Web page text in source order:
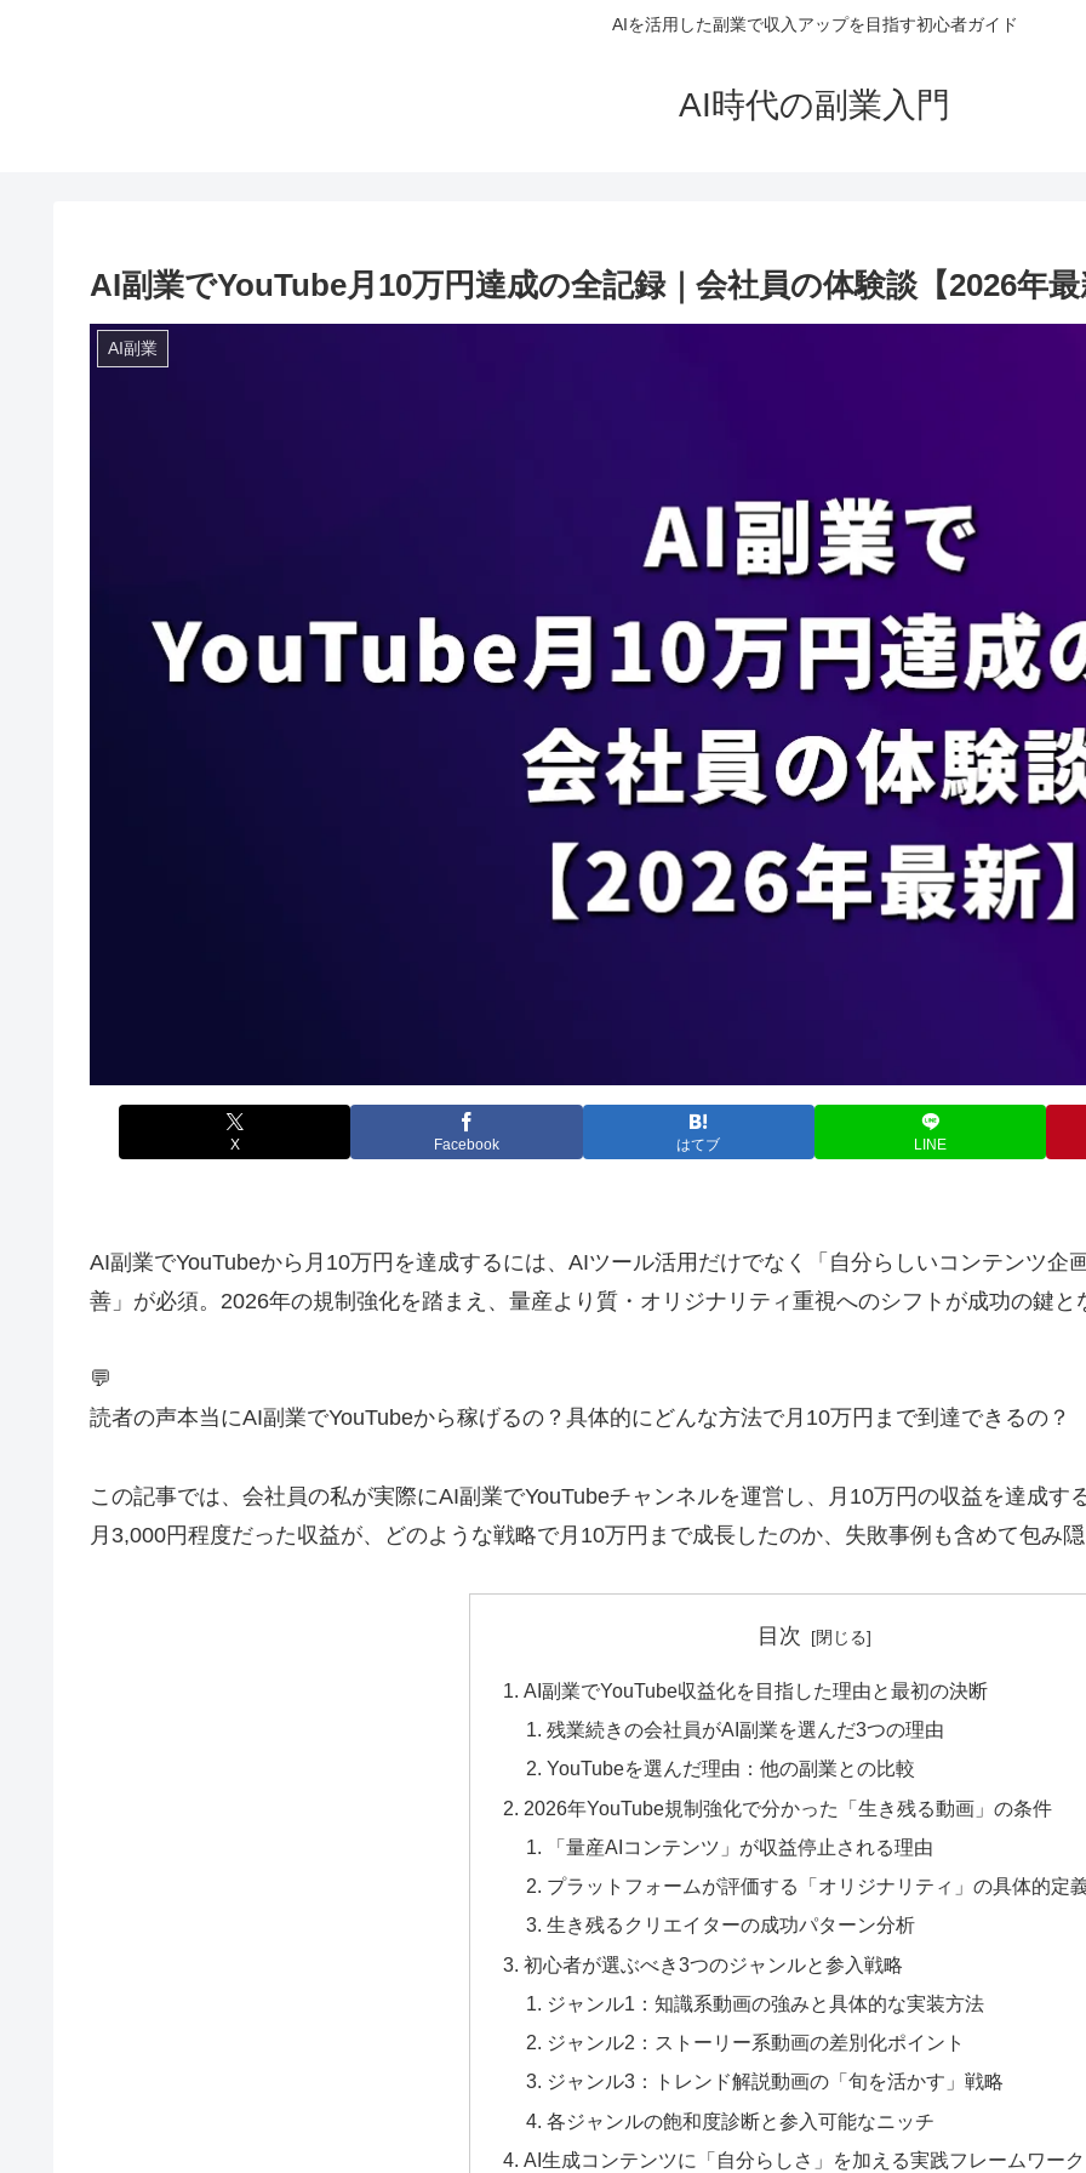
AIを活用した副業で収入アップを目指す初心者ガイド
AI時代の副業入門
AI副業でYouTube月10万円達成の全記録｜会社員の体験談【2026年
AI副業
X Facebook はてブ LINE
AI副業でYouTubeから月10万円を達成するには、AIツール活用だけでなく「自分らしいコンテンツ企
善」が必須。2026年の規制強化を踏まえ、量産より質・オリジナリティ重視へのシフトが成功の鍵と
💬
読者の声本当にAI副業でYouTubeから稼げるの？具体的にどんな方法で月10万円まで到達できるの？
この記事では、会社員の私が実際にAI副業でYouTubeチャンネルを運営し、月10万円の収益を達成
月3,000円程度だった収益が、どのような戦略で月10万円まで成長したのか、失敗事例も含めて包み
目次
AI副業でYouTube収益化を目指した理由と最初の決断
残業続きの会社員がAI副業を選んだ3つの理由
YouTubeを選んだ理由：他の副業との比較
2026年YouTube規制強化で分かった「生き残る動画」の条件
「量産AIコンテンツ」が収益停止される理由
プラットフォームが評価する「オリジナリティ」の具体的定
生き残るクリエイターの成功パターン分析
初心者が選ぶべき3つのジャンルと参入戦略
ジャンル1：知識系動画の強みと具体的な実装方法
ジャンル2：ストーリー系動画の差別化ポイント
ジャンル3：トレンド解説動画の「旬を活かす」戦略
各ジャンルの飽和度診断と参入可能なニッチ
AI生成コンテンツに「自分らしさ」を加える実践フレームワーク